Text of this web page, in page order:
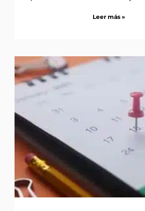
Leer más »